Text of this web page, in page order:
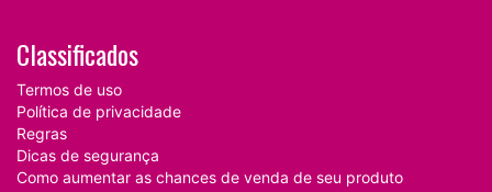
Classificados
Termos de uso
Política de privacidade
Regras
Dicas de segurança
Como aumentar as chances de venda de seu produto